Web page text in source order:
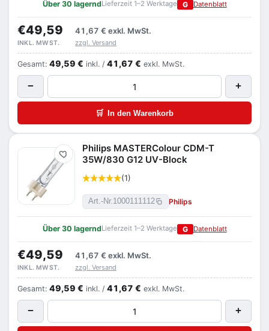
Über 30 lagerndLieferzeit 1–2 Werktage G Datenblatt
€49,59 41,67 € exkl. MwSt.
INKL. MWST. zzgl. Versand
Gesamt: 49,59 € inkl. / 41,67 € exkl. MwSt.
− +
🛒 In den Warenkorb
Merken
Philips MASTERColour CDM-T
35W/830 G12 UV-Block
(1)
Art.-Nr.1000111112 Philips
Über 30 lagerndLieferzeit 1–2 Werktage G Datenblatt
€49,59 41,67 € exkl. MwSt.
INKL. MWST. zzgl. Versand
Gesamt: 49,59 € inkl. / 41,67 € exkl. MwSt.
− +